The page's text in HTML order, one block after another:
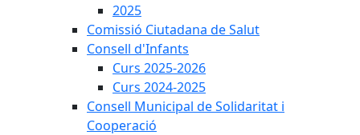
2025
Comissió Ciutadana de Salut
Consell d'Infants
Curs 2025-2026
Curs 2024-2025
Consell Municipal de Solidaritat i
Cooperació